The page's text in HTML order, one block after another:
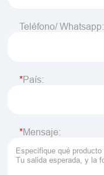
Teléfono/ Whatsapp:
País:
Mensaje: